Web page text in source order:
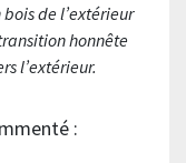
de l’extérieur
honnête
l’extérieur.
: